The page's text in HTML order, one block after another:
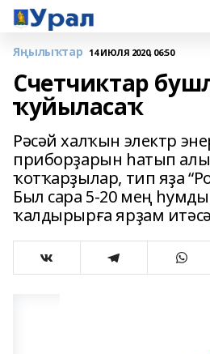
Яңылыҡтар 14 ИЮЛЯ 2020, 06:50
Счетчиктар
ҡуйыласаҡ
Рәсәй халҡын электр
приборҙарын һатып
ҡотҡарҙылар, тип яҙа
Был сара 5-20 мең
ҡалдырырға ярҙам